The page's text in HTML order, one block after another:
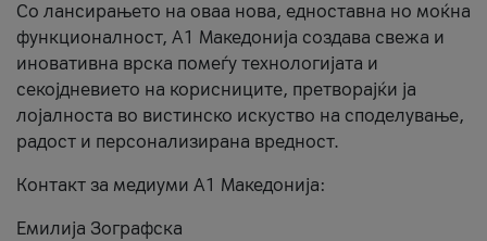
Со лансирањето на оваа нова, едноставна но моќна
функционалност, А1 Македонија создава свежа и
иновативна врска помеѓу технологијата и
секојдневието на корисниците, претворајќи ја
лојалноста во вистинско искуство на споделување,
радост и персонализирана вредност.
Контакт за медиуми А1 Македонија:
Емилија Зографска